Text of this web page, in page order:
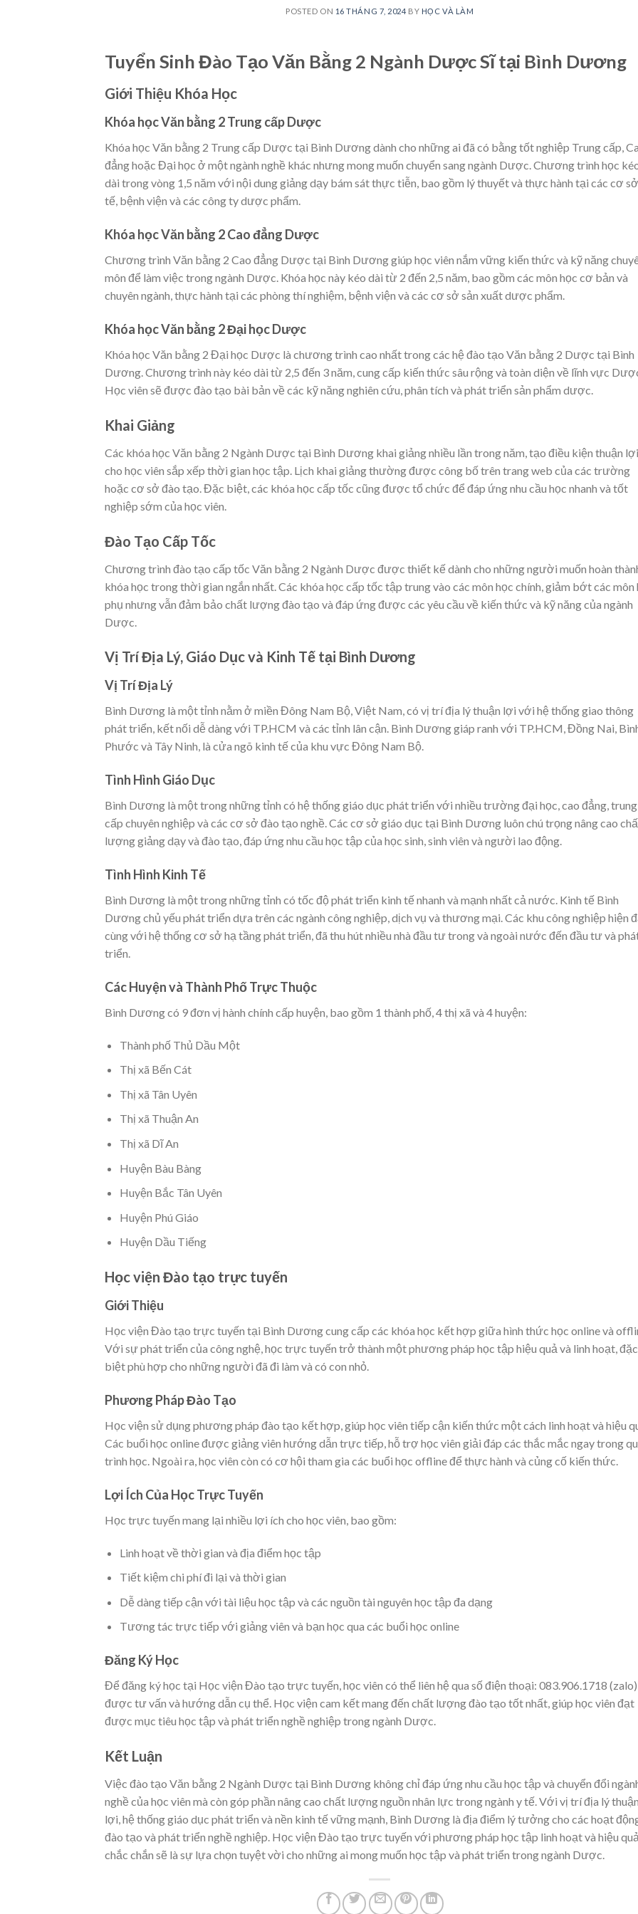
POSTED ON 16 THÁNG 7, 2024 BY HỌC VÀ LÀM
Tuyển Sinh Đào Tạo Văn Bằng 2 Ngành Dược Sĩ tại Bình Dương
Giới Thiệu Khóa Học
Khóa học Văn bằng 2 Trung cấp Dược
Khóa học Văn bằng 2 Trung cấp Dược tại Bình Dương dành cho những ai đã có bằng tốt nghiệp Trung cấp,
đẳng hoặc Đại học ở một ngành nghề khác nhưng mong muốn chuyển sang ngành Dược. Chương trình học
dài trong vòng 1,5 năm với nội dung giảng dạy bám sát thực tiễn, bao gồm lý thuyết và thực hành tại các cơ
tế, bệnh viện và các công ty dược phẩm.
Khóa học Văn bằng 2 Cao đẳng Dược
Chương trình Văn bằng 2 Cao đẳng Dược tại Bình Dương giúp học viên nắm vững kiến thức và kỹ năng
môn để làm việc trong ngành Dược. Khóa học này kéo dài từ 2 đến 2,5 năm, bao gồm các môn học cơ bản và
chuyên ngành, thực hành tại các phòng thí nghiệm, bệnh viện và các cơ sở sản xuất dược phẩm.
Khóa học Văn bằng 2 Đại học Dược
Khóa học Văn bằng 2 Đại học Dược là chương trình cao nhất trong các hệ đào tạo Văn bằng 2 Dược tại Bình
Dương. Chương trình này kéo dài từ 2,5 đến 3 năm, cung cấp kiến thức sâu rộng và toàn diện về lĩnh vực
Học viên sẽ được đào tạo bài bản về các kỹ năng nghiên cứu, phân tích và phát triển sản phẩm dược.
Khai Giảng
Các khóa học Văn bằng 2 Ngành Dược tại Bình Dương khai giảng nhiều lần trong năm, tạo điều kiện thuận lợi
cho học viên sắp xếp thời gian học tập. Lịch khai giảng thường được công bố trên trang web của các trường
hoặc cơ sở đào tạo. Đặc biệt, các khóa học cấp tốc cũng được tổ chức để đáp ứng nhu cầu học nhanh và tốt
nghiệp sớm của học viên.
Đào Tạo Cấp Tốc
Chương trình đào tạo cấp tốc Văn bằng 2 Ngành Dược được thiết kế dành cho những người muốn hoàn
khóa học trong thời gian ngắn nhất. Các khóa học cấp tốc tập trung vào các môn học chính, giảm bớt các môn
phụ nhưng vẫn đảm bảo chất lượng đào tạo và đáp ứng được các yêu cầu về kiến thức và kỹ năng của ngành
Dược.
Vị Trí Địa Lý, Giáo Dục và Kinh Tế tại Bình Dương
Vị Trí Địa Lý
Bình Dương là một tỉnh nằm ở miền Đông Nam Bộ, Việt Nam, có vị trí địa lý thuận lợi với hệ thống giao thông
phát triển, kết nối dễ dàng với TP.HCM và các tỉnh lân cận. Bình Dương giáp ranh với TP.HCM, Đồng Nai,
Phước và Tây Ninh, là cửa ngõ kinh tế của khu vực Đông Nam Bộ.
Tình Hình Giáo Dục
Bình Dương là một trong những tỉnh có hệ thống giáo dục phát triển với nhiều trường đại học, cao đẳng, trung
cấp chuyên nghiệp và các cơ sở đào tạo nghề. Các cơ sở giáo dục tại Bình Dương luôn chú trọng nâng cao
lượng giảng dạy và đào tạo, đáp ứng nhu cầu học tập của học sinh, sinh viên và người lao động.
Tình Hình Kinh Tế
Bình Dương là một trong những tỉnh có tốc độ phát triển kinh tế nhanh và mạnh nhất cả nước. Kinh tế Bình
Dương chủ yếu phát triển dựa trên các ngành công nghiệp, dịch vụ và thương mại. Các khu công nghiệp hiện
cùng với hệ thống cơ sở hạ tầng phát triển, đã thu hút nhiều nhà đầu tư trong và ngoài nước đến đầu tư và
triển.
Các Huyện và Thành Phố Trực Thuộc
Bình Dương có 9 đơn vị hành chính cấp huyện, bao gồm 1 thành phố, 4 thị xã và 4 huyện:
Thành phố Thủ Dầu Một
Thị xã Bến Cát
Thị xã Tân Uyên
Thị xã Thuận An
Thị xã Dĩ An
Huyện Bàu Bàng
Huyện Bắc Tân Uyên
Huyện Phú Giáo
Huyện Dầu Tiếng
Học viện Đào tạo trực tuyến
Giới Thiệu
Học viện Đào tạo trực tuyến tại Bình Dương cung cấp các khóa học kết hợp giữa hình thức học online và
Với sự phát triển của công nghệ, học trực tuyến trở thành một phương pháp học tập hiệu quả và linh hoạt, đặc
biệt phù hợp cho những người đã đi làm và có con nhỏ.
Phương Pháp Đào Tạo
Học viện sử dụng phương pháp đào tạo kết hợp, giúp học viên tiếp cận kiến thức một cách linh hoạt và hiệu
Các buổi học online được giảng viên hướng dẫn trực tiếp, hỗ trợ học viên giải đáp các thắc mắc ngay trong
trình học. Ngoài ra, học viên còn có cơ hội tham gia các buổi học offline để thực hành và củng cố kiến thức.
Lợi Ích Của Học Trực Tuyến
Học trực tuyến mang lại nhiều lợi ích cho học viên, bao gồm:
Linh hoạt về thời gian và địa điểm học tập
Tiết kiệm chi phí đi lại và thời gian
Dễ dàng tiếp cận với tài liệu học tập và các nguồn tài nguyên học tập đa dạng
Tương tác trực tiếp với giảng viên và bạn học qua các buổi học online
Đăng Ký Học
Để đăng ký học tại Học viện Đào tạo trực tuyến, học viên có thể liên hệ qua số điện thoại: 083.906.1718
được tư vấn và hướng dẫn cụ thể. Học viện cam kết mang đến chất lượng đào tạo tốt nhất, giúp học viên đạt
được mục tiêu học tập và phát triển nghề nghiệp trong ngành Dược.
Kết Luận
Việc đào tạo Văn bằng 2 Ngành Dược tại Bình Dương không chỉ đáp ứng nhu cầu học tập và chuyển đổi
nghề của học viên mà còn góp phần nâng cao chất lượng nguồn nhân lực trong ngành y tế. Với vị trí địa lý thuận
lợi, hệ thống giáo dục phát triển và nền kinh tế vững mạnh, Bình Dương là địa điểm lý tưởng cho các hoạt
đào tạo và phát triển nghề nghiệp. Học viện Đào tạo trực tuyến với phương pháp học tập linh hoạt và hiệu quả
chắc chắn sẽ là sự lựa chọn tuyệt vời cho những ai mong muốn học tập và phát triển trong ngành Dược.